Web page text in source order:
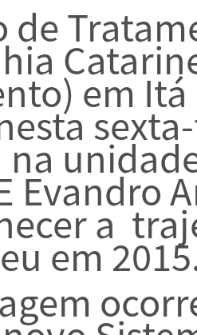
de
em
Evandro
a
em